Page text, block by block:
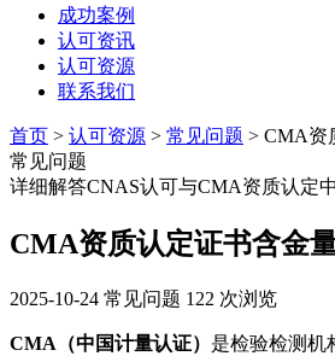
成功案例
认可资讯
认可资源
联系我们
首页 > 认可资源 > 常见问题 > CMA资
常见问题
详细解答CNAS认可与CMA资质认定
CMA资质认定证书含金
2025-10-24 常见问题 122 次浏览
CMA（中国计量认证） 是检验检测机